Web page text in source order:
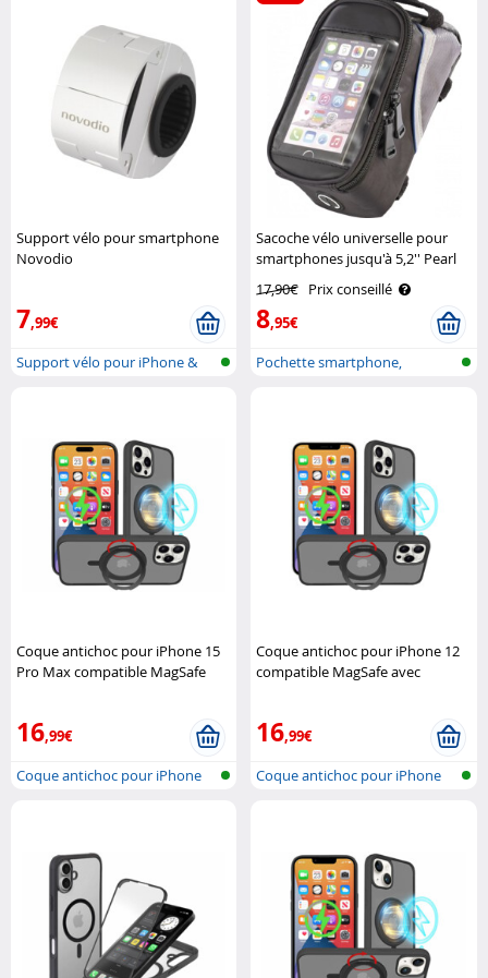
Support vélo pour smartphone
Novodio
7,99€
Support vélo pour iPhone &
Sacoche vélo universelle pour
smartphones jusqu'à 5,2'' Pearl
17,90€ Prix conseillé
8,95€
Pochette smartphone,
Coque antichoc pour iPhone 15
Pro Max compatible MagSafe
16,99€
Coque antichoc pour iPhone
Coque antichoc pour iPhone 12
compatible MagSafe avec
16,99€
Coque antichoc pour iPhone